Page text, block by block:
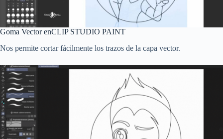
Goma Vector enCLIP STUDIO PAINT
Nos permite cortar fácilmente los trazos de la capa vector.